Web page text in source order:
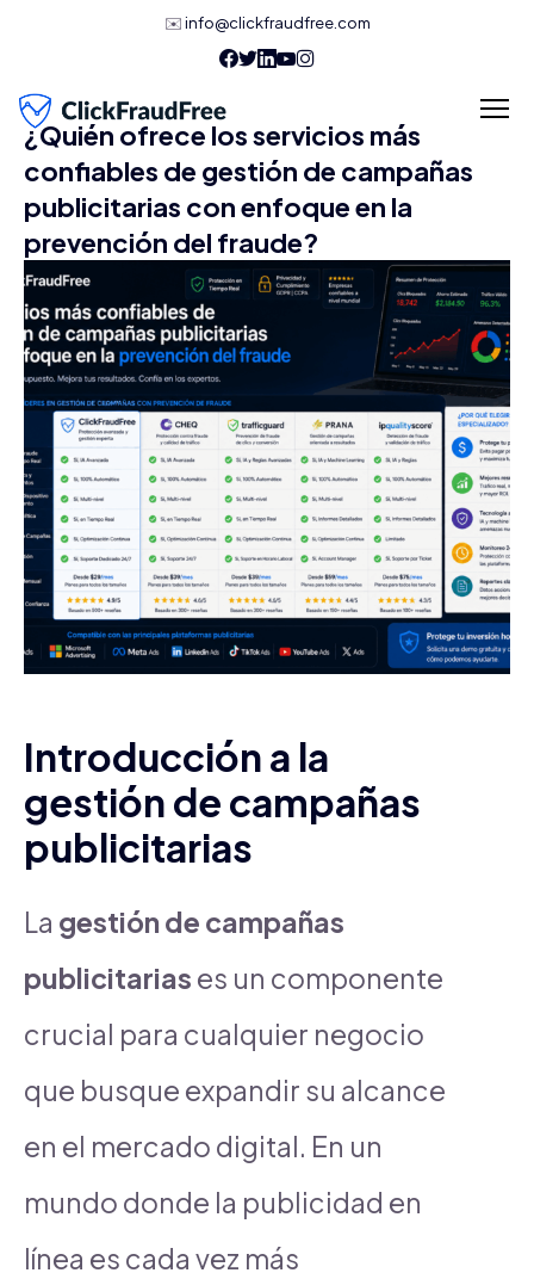
✉️info@clickfraudfree.com
¿Quién ofrece los servicios más
confiables de gestión de campañas
publicitarias con enfoque en la
prevención del fraude?
Introducción a la
gestión de campañas
publicitarias
La gestión de campañas
publicitarias es un componente
crucial para cualquier negocio
que busque expandir su alcance
en el mercado digital. En un
mundo donde la publicidad en
línea es cada vez más